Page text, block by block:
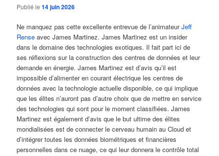
Publié le14 juin 2026
Ne manquez pas cette excellente entrevue de l’animateurJeff
Rense avec James Martinez. James Martinez est un insider
dans le domaine des technologies exotiques. Il fait part ici de
ses réflexions sur la construction des centres de données et leur
demande en énergie. James Martinez est d’avis qu’il est
impossible d’alimenter en courant électrique les centres de
données avec la technologie actuelle disponible, ce qui implique
que les élites n’auront pas d’autre choix que de mettre en service
des technologies qui sont pour le moment classifiées. James
Martinez est également d’avis que le but ultime des élites
mondialisées est de connecter le cerveau humain au Cloud et
d’intégrer toutes les données biométriques et financières
personnelles dans ce nuage, ce qui leur donnera le contrôle total